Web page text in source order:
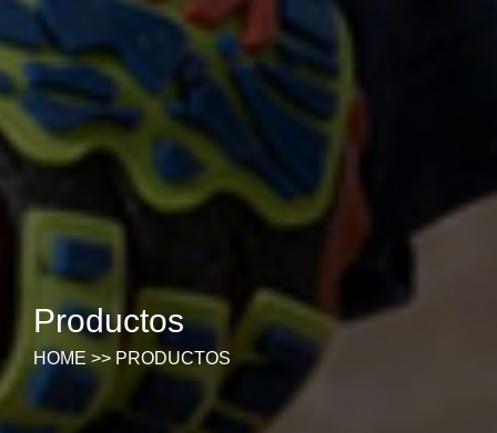
Productos
HOME >> PRODUCTOS